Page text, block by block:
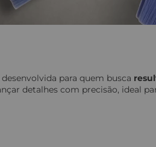
para quem busca
detalhes com precisão, ideal